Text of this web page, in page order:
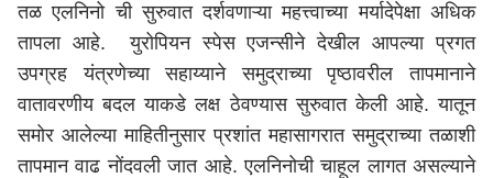
तळ एलनिनो ची सुरुवात दर्शवणाऱ्या महत्त्वाच्या मर्यादेपेक्षा अधिक
तापला आहे. युरोपियन स्पेस एजन्सीने देखील आपल्या प्रगत
उपग्रह यंत्रणेच्या सहाय्याने समुद्राच्या पृष्ठावरील तापमानाने
वातावरणीय बदल याकडे लक्ष ठेवण्यास सुरुवात केली आहे. यातून
समोर आलेल्या माहितीनुसार प्रशांत महासागरात समुद्राच्या तळाशी
तापमान वाढ नोंदवली जात आहे. एलनिनोची चाहूल लागत असल्याने